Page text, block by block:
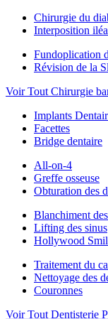
Chirurgie du
Interposition
Fundoplication
Révision de la
Voir Tout Chirurgie
Implants
Facettes
Bridge dentaire
All-on-4
Greffe osseuse
Obturation des
Blanchiment
Lifting des sinus
Hollywood
Traitement du
Nettoyage des
Couronnes
Voir Tout Dentisterie